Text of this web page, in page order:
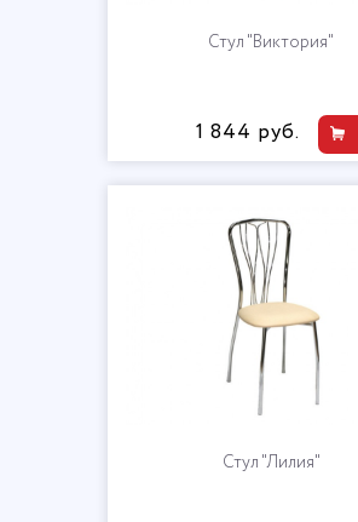
Стул "Виктория"
1 844 руб.
Стул "Лилия"